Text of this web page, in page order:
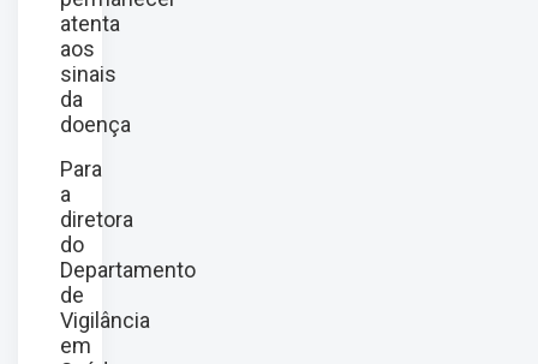
atenta
aos
sinais
da
doença
Para
a
diretora
do
Departamento
de
Vigilância
em